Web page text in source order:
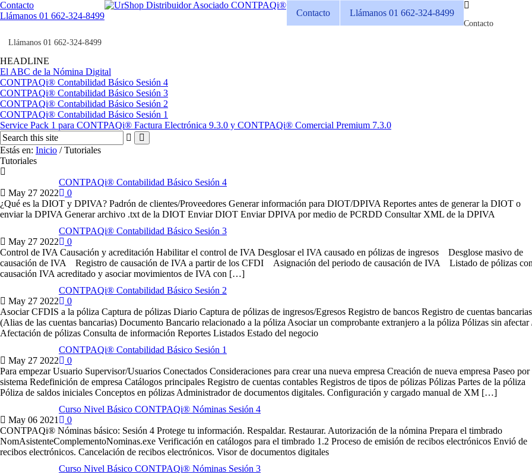
Contacto
Llámanos 01 662-324-8499
Contacto Llámanos 01 662-324-8499
Contacto
Llámanos 01 662-324-8499
HEADLINE
El ABC de la Nómina Digital
CONTPAQi® Contabilidad Básico Sesión 4
CONTPAQi® Contabilidad Básico Sesión 3
CONTPAQi® Contabilidad Básico Sesión 2
CONTPAQi® Contabilidad Básico Sesión 1
Service Pack 1 para CONTPAQi® Factura Electrónica 9.3.0 y CONTPAQi® Comercial Premium 7.3.0
Estás en: Inicio /Tutoriales
Tutoriales
May 27 2022
CONTPAQi® Contabilidad Básico Sesión 4
0
¿Qué es la DIOT y DPIVA? Padrón de clientes/Proveedores Generar información para DIOT/DPIVA Reportes antes de generar la DIOT o
enviar la DPIVA Generar archivo .txt de la DIOT Enviar DIOT Enviar DPIVA por medio de PCRDD Consultar XML de la DPIVA
May 27 2022
CONTPAQi® Contabilidad Básico Sesión 3
0
Control de IVA Causación y acreditación Habilitar el control de IVA Desglosar el IVA causado en pólizas de ingresos Desglose masivo de
causación de IVA Registro de causación de IVA a partir de los CFDI Asignación del periodo de causación de IVA Listado de pólizas con
causación IVA acreditado y asociar movimientos de IVA con […]
May 27 2022
CONTPAQi® Contabilidad Básico Sesión 2
0
Asociar CFDIS a la póliza Captura de pólizas Diario Captura de pólizas de ingresos/Egresos Registro de bancos Registro de cuentas bancarias
(Alias de las cuentas bancarias) Documento Bancario relacionado a la póliza Asociar un comprobante extranjero a la póliza Pólizas sin afectar
Afectación de pólizas Consulta de información Reportes Listados Estado del negocio
May 27 2022
CONTPAQi® Contabilidad Básico Sesión 1
0
Para empezar Usuario Supervisor/Usuarios Conectados Consideraciones para crear una nueva empresa Creación de nueva empresa Paseo por
sistema Redefinición de empresa Catálogos principales Registro de cuentas contables Registros de tipos de pólizas Pólizas Partes de la póliza
Póliza de saldos iniciales Conceptos en pólizas Administrador de documentos digitales. Configuración y cargado manual de XM […]
May 06 2021
Curso Nivel Básico CONTPAQi® Nóminas Sesión 4
0
CONTPAQi® Nóminas básico: Sesión 4 Protege tu información. Respaldar. Restaurar. Autorización de la nómina Prepara el timbrado
NomAsistenteComplementoNominas.exe Verificación en catálogos para el timbrado 1.2 Proceso de emisión de recibos electrónicos Envió de
recibos electrónicos. Cancelación de recibos electrónicos. Visor de documentos digitales
Curso Nivel Básico CONTPAQi® Nóminas Sesión 3